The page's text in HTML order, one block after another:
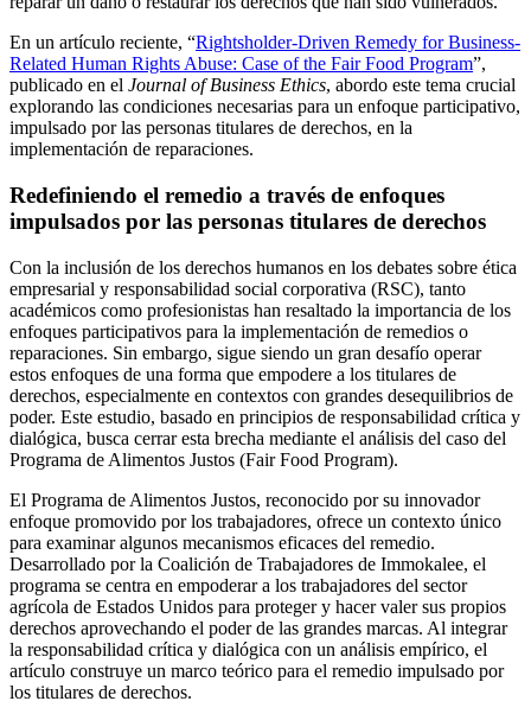
En un artículo reciente, “Rightsholder-Driven Remedy for Business-
Related Human Rights Abuse: Case of the Fair Food Program”,
publicado en el Journal of Business Ethics, abordo este tema crucial
explorando las condiciones necesarias para un enfoque participativo,
impulsado por las personas titulares de derechos, en la
implementación de reparaciones.
Redefiniendo el remedio a través de enfoques
impulsados por las personas titulares de derechos
Con la inclusión de los derechos humanos en los debates sobre ética
empresarial y responsabilidad social corporativa (RSC), tanto
académicos como profesionistas han resaltado la importancia de los
enfoques participativos para la implementación de remedios o
reparaciones. Sin embargo, sigue siendo un gran desafío operar
estos enfoques de una forma que empodere a los titulares de
derechos, especialmente en contextos con grandes desequilibrios de
poder. Este estudio, basado en principios de responsabilidad crítica y
dialógica, busca cerrar esta brecha mediante el análisis del caso del
Programa de Alimentos Justos (Fair Food Program).
El Programa de Alimentos Justos, reconocido por su innovador
enfoque promovido por los trabajadores, ofrece un contexto único
para examinar algunos mecanismos eficaces del remedio.
Desarrollado por la Coalición de Trabajadores de Immokalee, el
programa se centra en empoderar a los trabajadores del sector
agrícola de Estados Unidos para proteger y hacer valer sus propios
derechos aprovechando el poder de las grandes marcas. Al integrar
la responsabilidad crítica y dialógica con un análisis empírico, el
artículo construye un marco teórico para el remedio impulsado por
los titulares de derechos.